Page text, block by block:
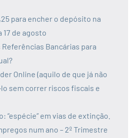
para encher o depósito na
17 de agosto
Bancárias para
Online (aquilo de que já não
sem correr riscos fiscais e
“espécie” em vias de extinção.
num ano – 2º Trimestre